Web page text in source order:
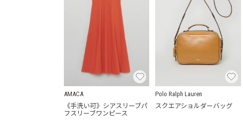
AMACA
《手洗い可》シアスリーブパ
フスリーブワンピース
Polo Ralph Lauren
スクエアショルダーバッグ